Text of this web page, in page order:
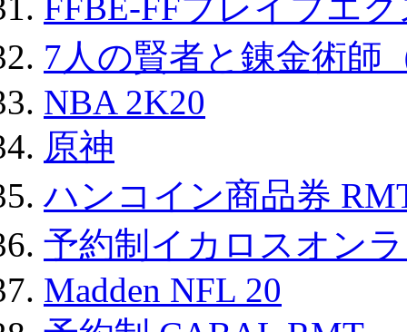
7人の賢者と錬金術師
NBA 2K20
原神
ハンコイン商品券
予約制イカロスオン
Madden NFL 20